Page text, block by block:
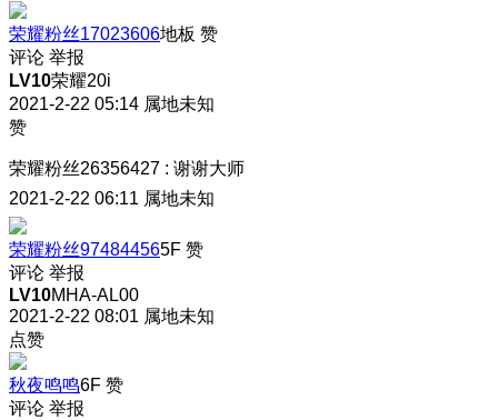
荣耀粉丝17023606地板 赞
评论 举报
LV10荣耀20i
2021-2-22 05:14 属地未知
赞
荣耀粉丝26356427 : 谢谢大师
2021-2-22 06:11 属地未知
荣耀粉丝974844565F 赞
评论 举报
LV10MHA-AL00
2021-2-22 08:01 属地未知
点赞
秋夜鸣鸣6F 赞
评论 举报